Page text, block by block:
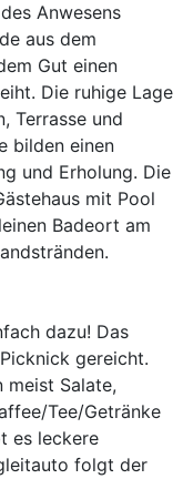
Anwesens
aus dem
Gut einen
Die ruhige Lage
Terrasse und
bilden einen
und Erholung. Die
mit Pool
Badeort am
dazu! Das
gereicht.
meist Salate,
Tee/Getränke
es leckere
folgt der